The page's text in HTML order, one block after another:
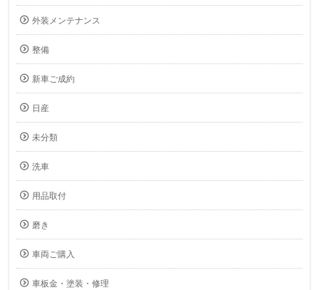
外装メンテナンス
整備
新車ご成約
日産
未分類
洗車
用品取付
磨き
車両ご購入
車板金・塗装・修理